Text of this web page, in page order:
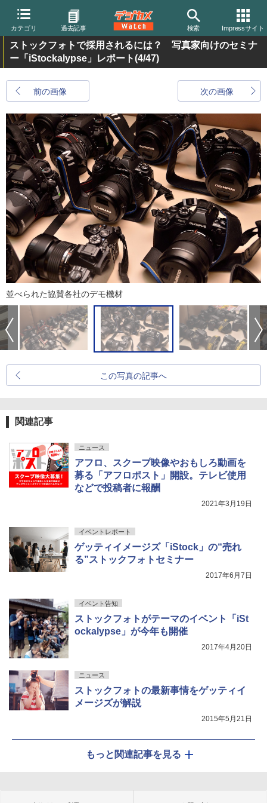
カテゴリ 過去記事 検索 Impressサイト
ストックフォトで採用されるには？ 写真家向けのセミナ
ー「iStockalypse」レポート(4/47)
前の画像 次の画像
並べられた協賛各社のデモ機材
この写真の記事へ
関連記事
ニュース
アフロ、スクープ映像やおもしろ動画を
募る「アフロポスト」開設。テレビ使用
などで投稿者に報酬
2021年3月19日
イベントレポート
ゲッティイメージズ「iStock」の“売れ
る”ストックフォトセミナー
2017年6月7日
イベント告知
ストックフォトがテーマのイベント「iSt
ockalypse」が今年も開催
2017年4月20日
ニュース
ストックフォトの最新事情をゲッティイ
メージズが解説
2015年5月21日
もっと関連記事を見る